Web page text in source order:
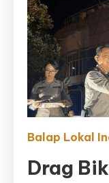
Balap Lokal
Drag